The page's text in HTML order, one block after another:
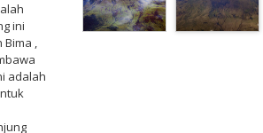
ini
,
adalah